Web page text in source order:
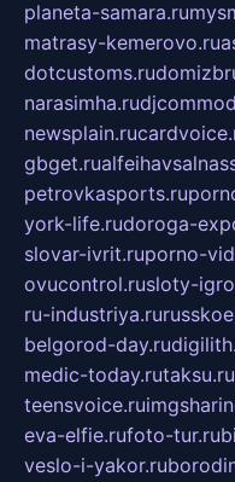
planeta-samara.ru
matrasy-kemerovo.ru
dotcustoms.ru
narasimha.ru
newsplain.ru
gbget.ru
petrovkasports.ru
york-life.rudoroga-
slovar-ivrit.ruporno-
ovucontrol.rusloty-
ru-industriya.ru
belgorod-day.ru
medic-today.rutaksu.ru
teensvoice.ru
eva-elfie.rufoto-tur.ru
veslo-i-yakor.ru